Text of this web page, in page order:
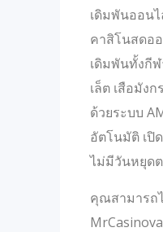
เดิมพันออน
คาสิโนสดอ
เดิมพันทั้งกี
เล็ต เสือมัง
ด้วยระบบ
อัตโนมัติ เปิ
ไม่มีวันหยุด
คุณสามารถ